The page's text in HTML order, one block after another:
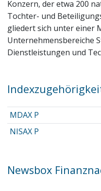
Konzern, der etwa 200
Tochter- und
gliedert sich unter einer
Unternehmensbereiche
Dienstleistungen und
MDAX P
NISAX P
Newsbox